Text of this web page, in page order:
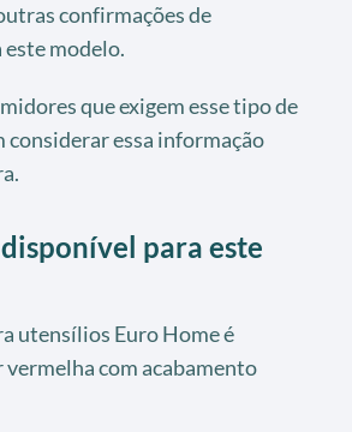
confirmações de
este modelo.
que exigem esse tipo de
considerar essa informação
para este
utensílios Euro Home é
com acabamento